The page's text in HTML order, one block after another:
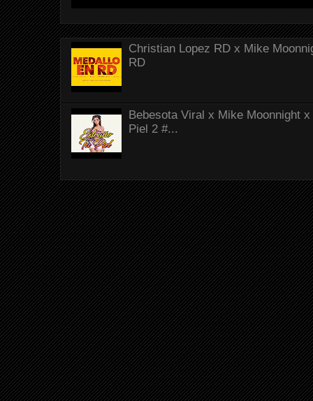
Christian Lopez RD x Mike
RD
Bebesota Viral x Mike Moonnight
Piel 2 #...